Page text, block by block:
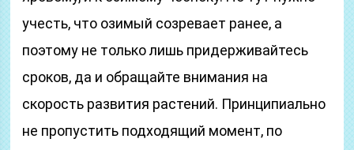
учесть, что озимый созревает ранее, а
поэтому не только лишь придерживайтесь
сроков, да и обращайте внимания на
скорость развития растений. Принципиально
не пропустить подходящий момент, по